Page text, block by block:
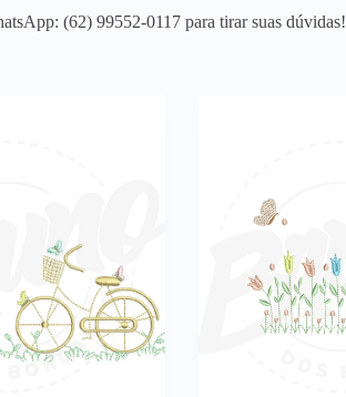
(62) 99552-0117 para tirar suas dúvidas!